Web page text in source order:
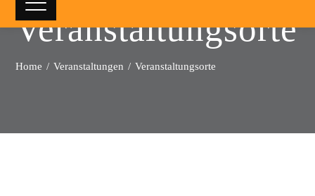
Veranstaltungsorte
Home Veranstaltungen Veranstaltungsorte